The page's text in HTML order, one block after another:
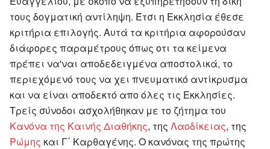
τους δογματική αντίληψη. Έτσι η Εκκλησία έθεσε
κριτήρια επιλογής. Αυτά τα κριτήρια αφορούσαν
διάφορες παραμέτρους όπως οτι τα κείμενα
πρέπει να'ναι αποδεδειγμένα αποστολικά, το
περιεχόμενό τους να χει πνευματικό αντίκρυσμα
και να είναι αποδεκτό απο όλες τις Εκκλησίες.
Τρείς σύνοδοι ασχολήθηκαν με το ζήτημα του
Κανόνα της Καινής Διαθήκης, της Λαοδίκειας, της
Ρώμης και Γ΄ Καρθαγένης. Ο κανόνας της πρώτης